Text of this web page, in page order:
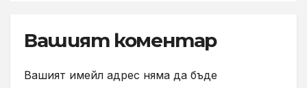
Вашият коментар
Вашият имейл адрес няма да бъде